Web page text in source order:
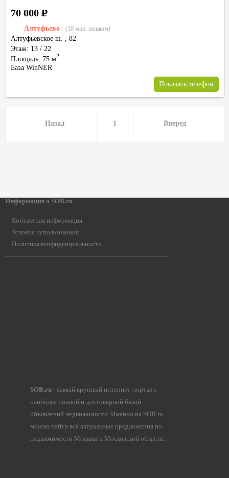
Алтуфьево (10 мин. пешком)
Алтуфьевское ш. , 82
Этаж: 13 / 22
Площадь: 75 м2
70 000Р
База WinNER
Показать телефон
Назад 1 Вперед
Информация о SOB.ru
Контактная информация
Условия использования
Политика конфиденциальности
SOB.ru- самый крупный интернет-портал с
наиболее полной и достоверной базой
объявлений недвижимости. Именно на SOB.ru
можно найти все актуальные предложения по
недвижимости Москвы и Московской области.